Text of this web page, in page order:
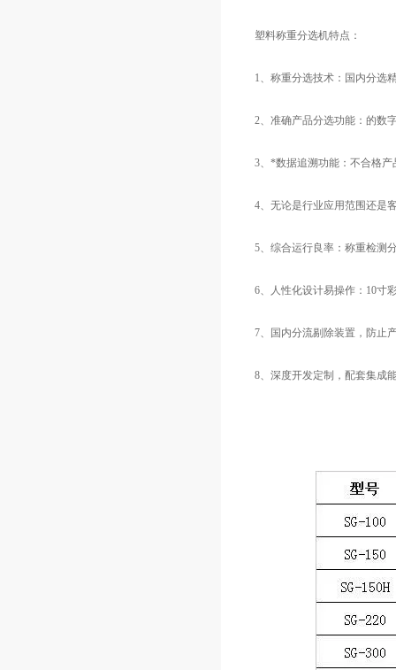
塑料称重分选机特点：
1、称重分选技术：国内分选
2、准确产品分选功能：的数
3、*数据追溯功能：不合格
4、无论是行业应用范围还是
5、综合运行良率：称重检测
6、人性化设计易操作：10寸
7、国内分流剔除装置，防止
8、深度开发定制，配套集成